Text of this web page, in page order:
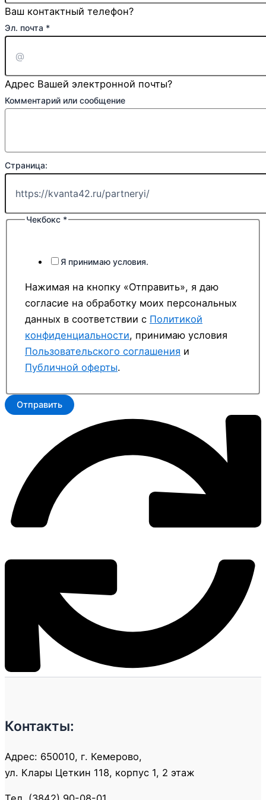
Ваш контактный телефон?
Эл. почта *
Адрес Вашей электронной почты?
Эл.
Комментарий или сообщение
Страница:
Чекбокс *
Я принимаю условия.
Нажимая на кнопку «Отправить», я даю
согласие на обработку моих персональных
данных в соответствии с Политикой
конфиденциальности, принимаю условия
Пользовательского соглашения и
Публичной оферты.
Отправить
Контакты:
Адрес: 650010, г. Кемерово,
ул. Клары Цеткин 118, корпус 1, 2 этаж